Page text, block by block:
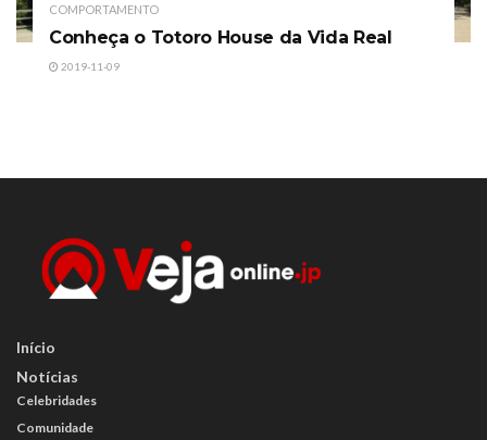
COMPORTAMENTO
Conheça o Totoro House da Vida Real
2019-11-09
Início
Notícias
Celebridades
Comunidade